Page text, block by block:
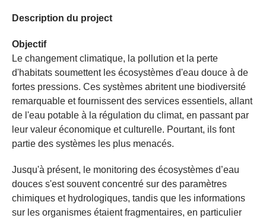
Description du project
Objectif
Le changement climatique, la pollution et la perte
d'habitats soumettent les écosystèmes d'eau douce à de
fortes pressions. Ces systèmes abritent une biodiversité
remarquable et fournissent des services essentiels, allant
de l'eau potable à la régulation du climat, en passant par
leur valeur économique et culturelle. Pourtant, ils font
partie des systèmes les plus menacés.
Jusqu'à présent, le monitoring des écosystèmes d’eau
douces s'est souvent concentré sur des paramètres
chimiques et hydrologiques, tandis que les informations
sur les organismes étaient fragmentaires, en particulier